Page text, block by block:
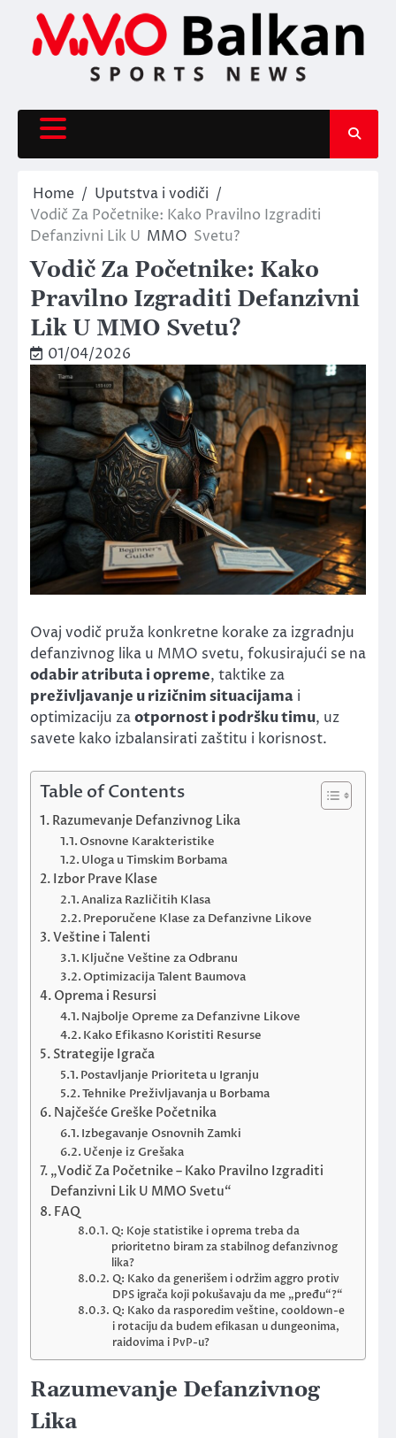
content
Home
Uputstva i vodiči
Vodič Za Početnike: Kako Pravilno Izgraditi
Defanzivni Lik U MMO Svetu?
Vodič Za Početnike: Kako
Pravilno Izgraditi Defanzivni
Lik U MMO Svetu?
01/04/2026
Ovaj vodič pruža konkretne korake za izgradnju
defanzivnog lika u MMO svetu, fokusirajući se na
odabir atributa i opreme, taktike za
preživljavanje u rizičnim situacijama i
optimizaciju zaotpornost i podršku timu, uz
savete kako izbalansirati zaštitu i korisnost.
Table of Contents
Razumevanje Defanzivnog Lika
Osnovne Karakteristike
Uloga u Timskim Borbama
Izbor Prave Klase
Analiza Različitih Klasa
Preporučene Klase za Defanzivne Likove
Veštine i Talenti
Ključne Veštine za Odbranu
Optimizacija Talent Baumova
Oprema i Resursi
Najbolje Opreme za Defanzivne Likove
Kako Efikasno Koristiti Resurse
Strategije Igrača
Postavljanje Prioriteta u Igranju
Tehnike Preživljavanja u Borbama
Najčešće Greške Početnika
Izbegavanje Osnovnih Zamki
Učenje iz Grešaka
„Vodič Za Početnike – Kako Pravilno Izgraditi
Defanzivni Lik U MMO Svetu“
FAQ
Q: Koje statistike i oprema treba da
prioritetno biram za stabilnog defanzivnog
lika?
Q: Kako da generišem i održim aggro protiv
DPS igrača koji pokušavaju da me „pređu“?“
Q: Kako da rasporedim veštine, cooldown-e
i rotaciju da budem efikasan u dungeonima,
raidovima i PvP-u?
Razumevanje Defanzivnog
Lika